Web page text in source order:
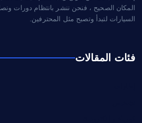
المكان الصحيح ، فنحن ننشر بانتظام دورات
السيارات لتبدأ وتصبح مثل المحترفين.
فئات المقالات